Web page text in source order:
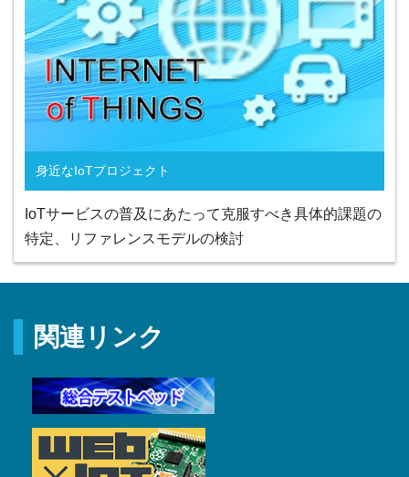
身近なIoTプロジェクト
IoTサービスの普及にあたって克服すべき具体的課題の
特定、リファレンスモデルの検討
関連リンク